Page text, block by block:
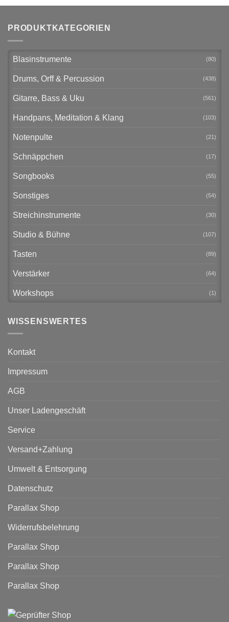
PRODUKTKATEGORIEN
Blasinstrumente (80)
Drums, Orff & Percussion (438)
Gitarre, Bass & Uku (561)
Handpans, Meditation & Klang (103)
Notenpulte (21)
Schnäppchen (17)
Songbooks (55)
Sonstiges (54)
Streichinstrumente (30)
Studio & Bühne (107)
Tasten (89)
Verstärker (64)
Workshops (1)
WISSENSWERTES
Kontakt
Impressum
AGB
Unser Ladengeschäft
Service
Versand+Zahlung
Umwelt & Entsorgung
Datenschutz
Parallax Shop
Widerrufsbelehrung
Parallax Shop
Parallax Shop
Parallax Shop